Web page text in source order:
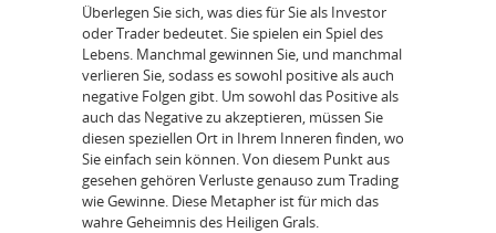
Überlegen Sie sich, was dies für Sie als Investor
oder Trader bedeutet. Sie spielen ein Spiel des
Lebens. Manchmal gewinnen Sie, und manchmal
verlieren Sie, sodass es sowohl positive als auch
negative Folgen gibt. Um sowohl das Positive als
auch das Negative zu akzeptieren, müssen Sie
diesen speziellen Ort in Ihrem Inneren finden, wo
Sie einfach sein können. Von diesem Punkt aus
gesehen gehören Verluste genauso zum Trading
wie Gewinne. Diese Metapher ist für mich das
wahre Geheimnis des Heiligen Grals.